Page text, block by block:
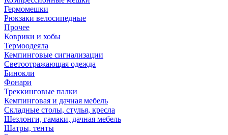
Гермомешки
Рюкзаки велосипедные
Прочее
Коврики и хобы
Термоодеяла
Кемпинговые сигнализации
Светоотражающая одежда
Бинокли
Фонари
Треккинговые палки
Кемпинговая и дачная мебель
Складные столы, стулья, кресла
Шезлонги, гамаки, дачная мебель
Шатры, тенты